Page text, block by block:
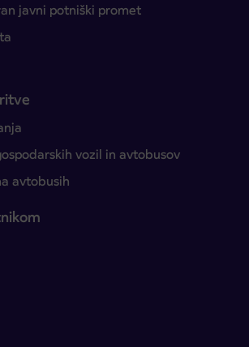
javni potniški promet
vozil in avtobusov
avtobusih